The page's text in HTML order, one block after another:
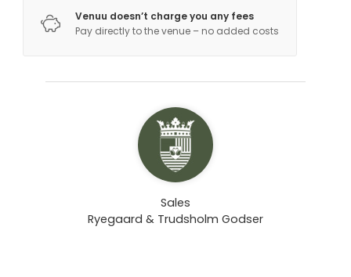
Venuu doesn’t charge you any fees
Pay directly to the venue – no added costs
Sales
Ryegaard & Trudsholm Godser